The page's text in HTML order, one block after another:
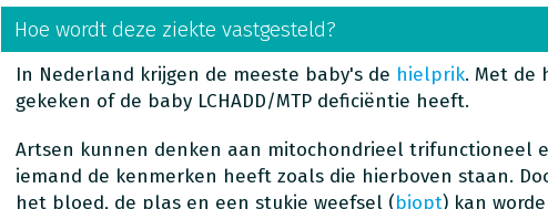
Hoe wordt deze ziekte vastgesteld?
In Nederland krijgen de meeste baby's de hielprik. Met de
gekeken of de baby LCHADD/MTP deficiëntie heeft.
Artsen kunnen denken aan mitochondrieel trifunctioneel
iemand de kenmerken heeft zoals die hierboven staan.
het bloed, de plas en een stukje weefsel (biopt) kan